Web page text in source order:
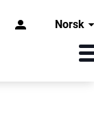
Norsk